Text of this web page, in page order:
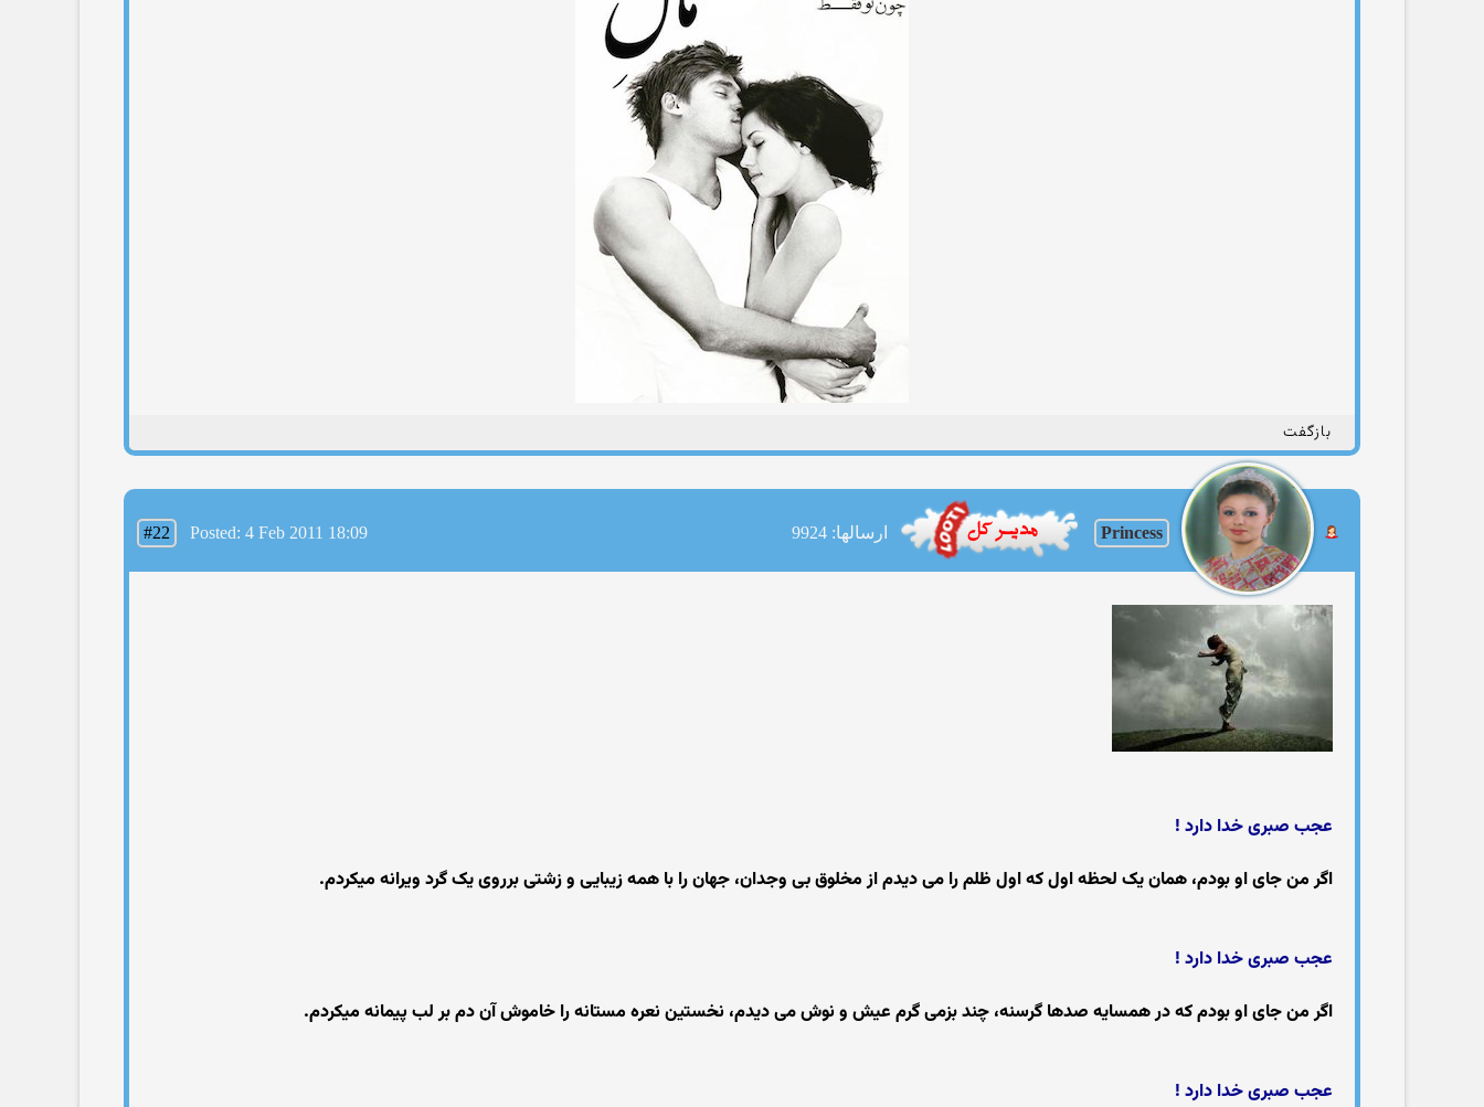
بازگفت
Princess ارسالها: 9924 #22 Posted: 4 Feb 2011 18:09
عجب صبری خدا دارد !
اگر من جای او بودم، همان یک لحظه اول که اول ظلم را می دیدم از مخلوق بی وجدان، جهان را با همه زیبایی و زشتی برروی یک گرد ویرانه میکردم.
عجب صبری خدا دارد !
اگر من جای او بودم که در همسایه صدها گرسنه، چند بزمی گرم عیش و نوش می دیدم، نخستین نعره مستانه را خاموش آن دم بر لب پیمانه میکردم.
عجب صبری خدا دارد !